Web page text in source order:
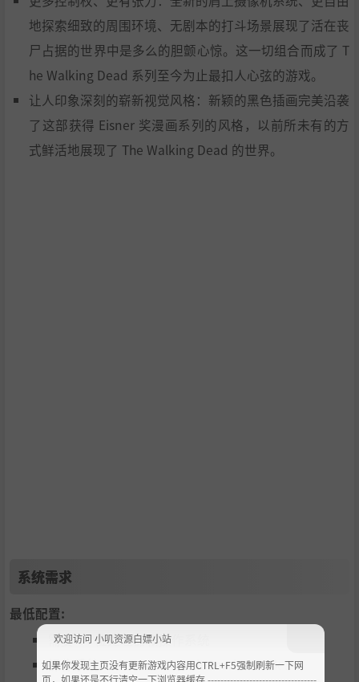
地探索细致的周围环境、无剧本的打斗场景展现了活在丧
尸占据的世界中是多么的胆颤心惊。这一切组合而成了 T
he Walking Dead 系列至今为止最扣人心弦的游戏。
让人印象深刻的崭新视觉风格：新颖的黑色插画完美沿袭
了这部获得 Eisner 奖漫画系列的风格，以前所未有的方
式鲜活地展现了 The Walking Dead 的世界。
系统需求
最低配置:
需要 64 位处理器和操作系统
操作系统:Windows 7 64Bit Service Pack 1
欢迎访问 小叽资源白嫖小站
如果你发现主页没有更新游戏内容用CTRL+F5强制刷新一下网
页，如果还是不行清空一下浏览器缓存 ----------------------------------